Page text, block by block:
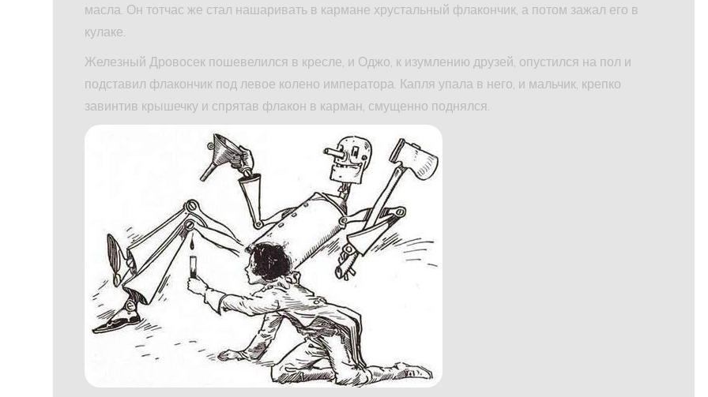
масла. Он тотчас же стал нашаривать в кармане хрустальный флакончик, а потом зажал его в
кулаке.
Железный Дровосек пошевелился в кресле, и Оджо, к изумлению друзей, опустился на пол и
подставил флакончик под левое колено императора. Капля упала в него, и мальчик, крепко
завинтив крышечку и спрятав флакон в карман, смущенно поднялся.